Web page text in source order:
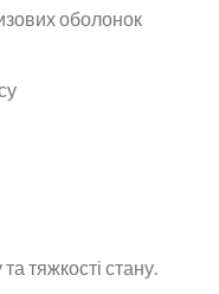
оболонок
тяжкості стану.